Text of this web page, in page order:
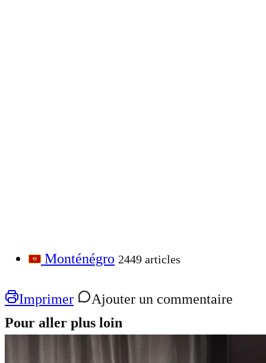
Monténégro 2449 articles
Imprimer
Ajouter un commentaire
Pour aller plus loin